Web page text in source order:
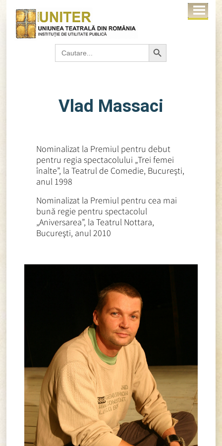
Search
for:
Search Button
Vlad Massaci
Nominalizat la Premiul pentru debut
pentru regia spectacolului „Trei femei
înalte”, la Teatrul de Comedie, Bucureşti,
anul 1998
Nominalizat la Premiul pentru cea mai
bună regie pentru spectacolul
„Aniversarea”, la Teatrul Nottara,
Bucureşti, anul 2010